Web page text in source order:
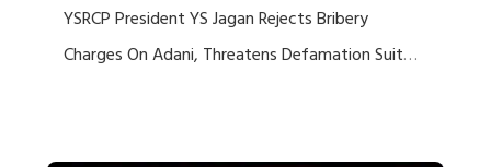
YSRCP President YS Jagan Rejects Bribery
Charges On Adani, Threatens Defamation Suit